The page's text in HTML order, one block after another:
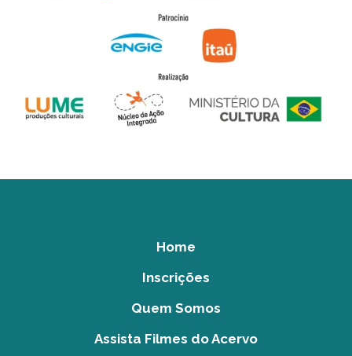
Home
Inscrições
Quem Somos
Assista Filmes do Acervo